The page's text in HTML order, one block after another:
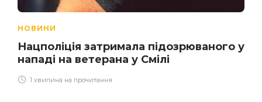
НОВИНИ
Нацполіція затримала підозрюваного у
нападі на ветерана у Смілі
1 хвилина на прочитання